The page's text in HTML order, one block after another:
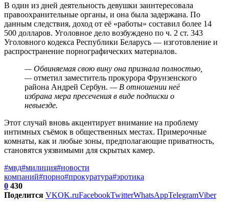
В один из дней деятельность девушки заинтересовала
правоохранительные органы, и она была задержана. По
данным следствия, доход от её «работы» составил более 14
500 долларов. Уголовное дело возбуждено по ч. 2 ст. 343
Уголовного кодекса Республики Беларусь — изготовление и
распространение порнографических материалов.
— Обвиняемая свою вину она признала полностью,
—отметил заместитель прокурора Фрунзенского
района Андрей Сербун. — В отношении неё
избрана мера пресечения в виде подписки о
невыезде.
Этот случай вновь акцентирует внимание на проблему
интимных съёмок в общественных местах. Примерочные
комнаты, как и любые зоны, предполагающие приватность,
становятся уязвимыми для скрытых камер.
#мвд#милиция#новости
компаний#порно#прокуратура#эротика
0 430
Поделится VKOK.ruFacebookTwitterWhatsAppTelegramViber